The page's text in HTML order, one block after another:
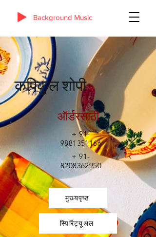
Background Music
कपिकुल शोपी
ऑर्डरसाठी
+91-
9881351166
+91-
8208362950
मुख्यपृष्ठ
स्पिरिट्यूअल